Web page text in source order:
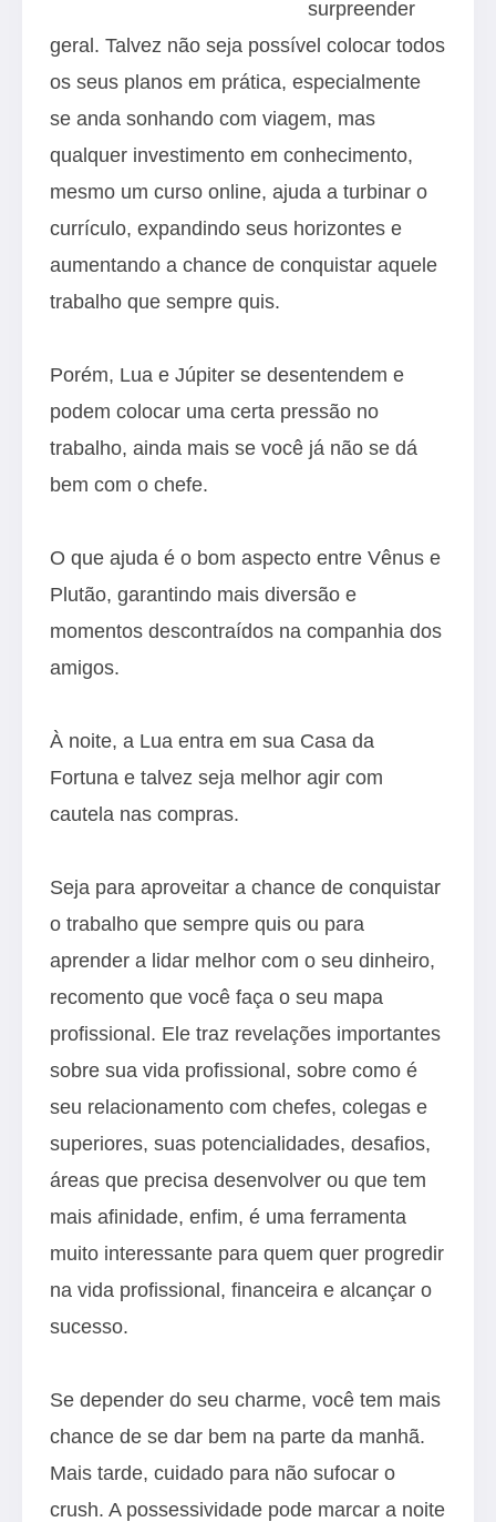
surpreender
geral. Talvez não seja possível colocar todos
os seus planos em prática, especialmente
se anda sonhando com viagem, mas
qualquer investimento em conhecimento,
mesmo um curso online, ajuda a turbinar o
currículo, expandindo seus horizontes e
aumentando a chance de conquistar aquele
trabalho que sempre quis.
Porém, Lua e Júpiter se desentendem e
podem colocar uma certa pressão no
trabalho, ainda mais se você já não se dá
bem com o chefe.
O que ajuda é o bom aspecto entre Vênus e
Plutão, garantindo mais diversão e
momentos descontraídos na companhia dos
amigos.
À noite, a Lua entra em sua Casa da
Fortuna e talvez seja melhor agir com
cautela nas compras.
Seja para aproveitar a chance de conquistar
o trabalho que sempre quis ou para
aprender a lidar melhor com o seu dinheiro,
recomento que você faça o seu mapa
profissional. Ele traz revelações importantes
sobre sua vida profissional, sobre como é
seu relacionamento com chefes, colegas e
superiores, suas potencialidades, desafios,
áreas que precisa desenvolver ou que tem
mais afinidade, enfim, é uma ferramenta
muito interessante para quem quer progredir
na vida profissional, financeira e alcançar o
sucesso.
Se depender do seu charme, você tem mais
chance de se dar bem na parte da manhã.
Mais tarde, cuidado para não sufocar o
crush. A possessividade pode marcar a noite